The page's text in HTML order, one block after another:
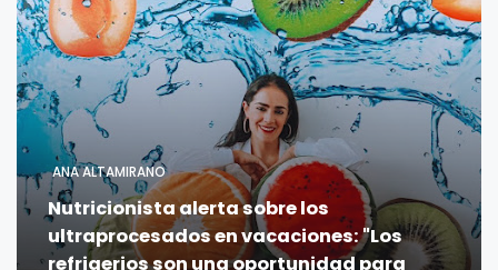
ANA ALTAMIRANO
Nutricionista alerta sobre los
ultraprocesados en vacaciones: "Los
refrigerios son una oportunidad para